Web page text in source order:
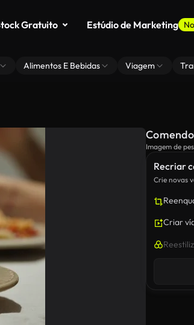
Gratuito Estúdio de Marketing
Alimentos E Bebidas Viagem
Recriar
Crie novas
Criar
Imagem de